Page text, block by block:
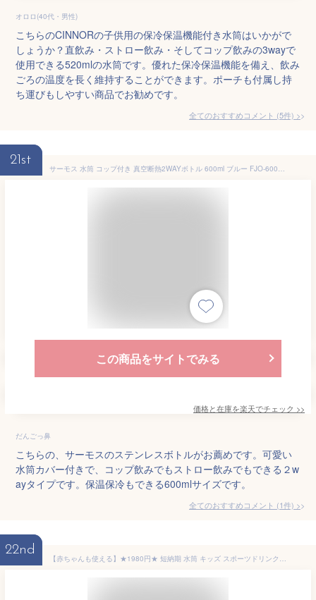
オロロ(40代・男性)
こちらのCINNORの子供用の保冷保温機能付き水筒はいかがで
しょうか？直飲み・ストロー飲み・そしてコップ飲みの3wayで
使用できる520mlの水筒です。優れた保冷保温機能を備え、飲み
ごろの温度を長く維持することができます。ポーチも付属し持
ち運びもしやすい商品でお勧めです。
全てのおすすめコメント (5件) >
21st
サーモス 水筒 コップ付き 真空断熱2WAYボトル 600ml ブルー FJO-600WFDS ｜ THERMOS 2ウェイ 保温 保冷 ステンレス 子供 直飲み カップ こども キッズ ストロー 飲み口
この商品をサイトでみる
価格と在庫を楽天でチェック >>
だんごっ鼻
こちらの、サーモスのステンレスボトルがお薦めです。可愛い
水筒カバー付きで、コップ飲みでもストロー飲みでもできる２w
ayタイプです。保温保冷もできる600mlサイズです。
全てのおすすめコメント (1件) >
22nd
【赤ちゃんも使える】★1980円★ 短納期 水筒 キッズ スポーツドリンク ok 水筒 子供 ストロー 水筒 キッズ 2Way 水筒 子供用 コンパクト 水筒 360ml 水筒 子供 保冷 水筒 保温 保冷 キッズ 魔法瓶 軽量 肩掛け 水筒 直飲み キッズ ステンレス 小さめ 誕生日 入学祝い ギフト